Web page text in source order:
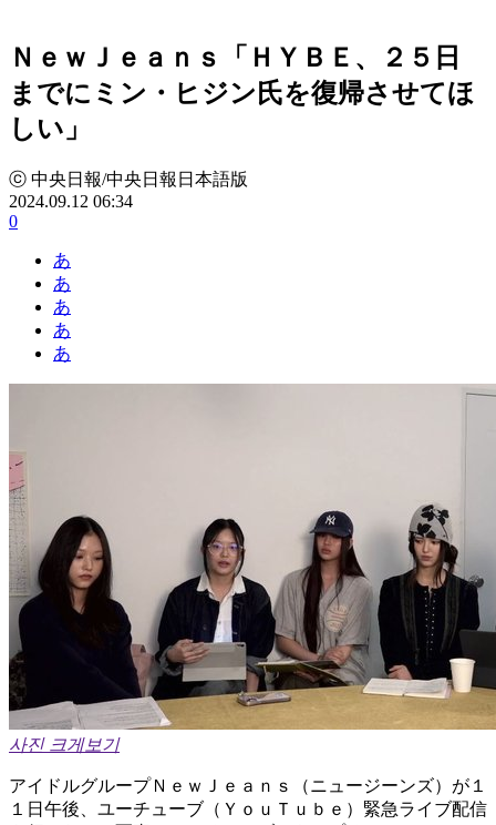
ＮｅｗＪｅａｎｓ「ＨＹＢＥ、２５日
までにミン・ヒジン氏を復帰させてほ
しい」
ⓒ 中央日報/中央日報日本語版
2024.09.12 06:34
0
あ
あ
あ
あ
あ
사진 크게보기
アイドルグループＮｅｗＪｅａｎｓ（ニュージーンズ）が１
１日午後、ユーチューブ（ＹｏｕＴｕｂｅ）緊急ライブ配信